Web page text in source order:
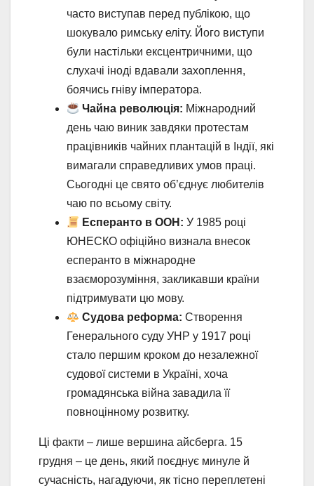
часто виступав перед публікою, що
шокувало римську еліту. Його виступи
були настільки ексцентричними, що
слухачі іноді вдавали захоплення,
боячись гніву імператора.
Чайна революція: Міжнародний
день чаю виник завдяки протестам
працівників чайних плантацій в Індії, які
вимагали справедливих умов праці.
Сьогодні це свято об’єднує любителів
чаю по всьому світу.
Есперанто в ООН: У 1985 році
ЮНЕСКО офіційно визнала внесок
есперанто в міжнародне
взаєморозуміння, закликавши країни
підтримувати цю мову.
Судова реформа: Створення
Генерального суду УНР у 1917 році
стало першим кроком до незалежної
судової системи в Україні, хоча
громадянська війна завадила її
повноцінному розвитку.
Ці факти – лише вершина айсберга. 15
грудня – це день, який поєднує минуле й
сучасність, нагадуючи, як тісно переплетені